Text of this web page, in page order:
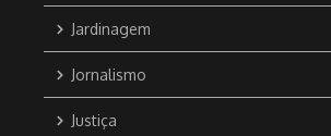
Jardinagem
Jornalismo
Justiça